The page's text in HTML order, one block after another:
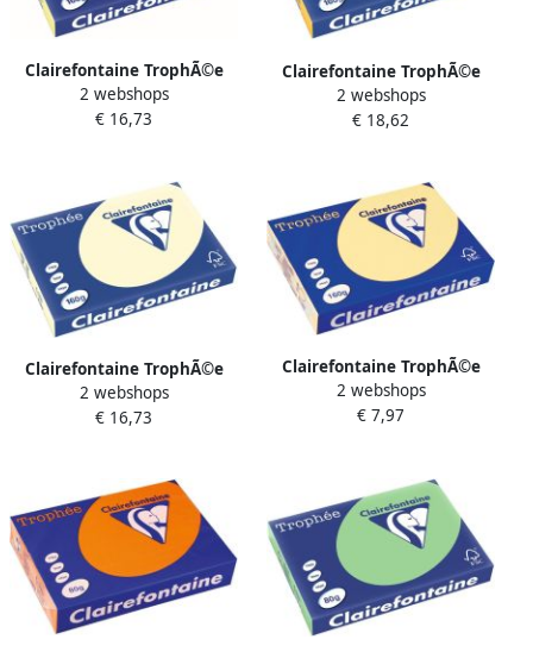
Clairefontaine TrophÃ©e
Pastel gekleurd papier A3
160 g 250 vel citroengeel
2 webshops
€ 16,73
Clairefontaine TrophÃ©e
Intens gekleurd papier A3
160 g 250 vel
2 webshops
€ 18,62
Clairefontaine TrophÃ©e
Pastel gekleurd papier A3
160 g 250 vel crÃ¨me
2 webshops
€ 16,73
Clairefontaine TrophÃ©e
Pastel gekleurd papier A4
160 g 250 vel kanariegeel
2 webshops
€ 7,97